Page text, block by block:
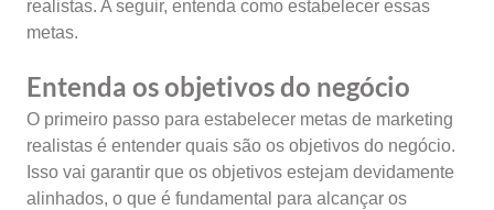
realistas. A seguir, entenda como estabelecer essas
metas.
Entenda os objetivos do negócio
O primeiro passo para estabelecer metas de marketing
realistas é entender quais são os objetivos do negócio.
Isso vai garantir que os objetivos estejam devidamente
alinhados, o que é fundamental para alcançar os